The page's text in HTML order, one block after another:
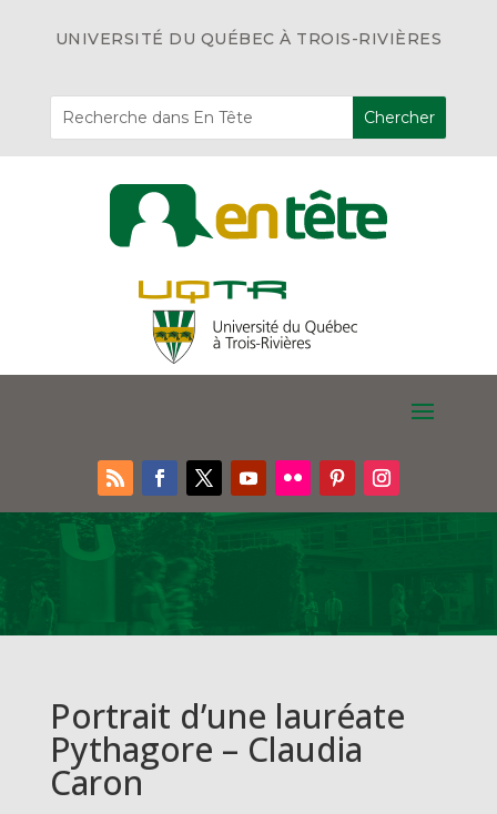
UNIVERSITÉ DU QUÉBEC À TROIS-RIVIÈRES
Portrait d’une lauréate
Pythagore – Claudia
Caron